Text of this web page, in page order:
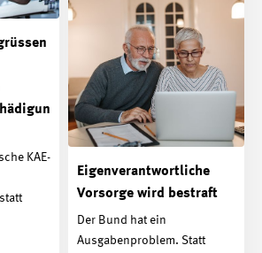
KAE-
Eigenverantwortliche
Vorsorge wird bestraft
Der Bund hat ein
Ausgabenproblem. Statt